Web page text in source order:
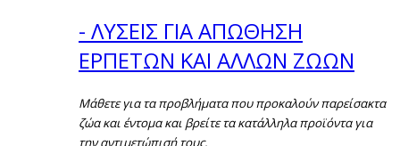
- ΛΥΣΕΙΣ ΓΙΑ ΑΠΩΘΗΣΗ
ΕΡΠΕΤΩΝ ΚΑΙ ΑΛΛΩΝ ΖΩΩΝ
Μάθετε για τα προβλήματα που προκαλούν παρείσακτα
ζώα και έντομα και βρείτε τα κατάλληλα προϊόντα για
την αντιμετώπισή τους.